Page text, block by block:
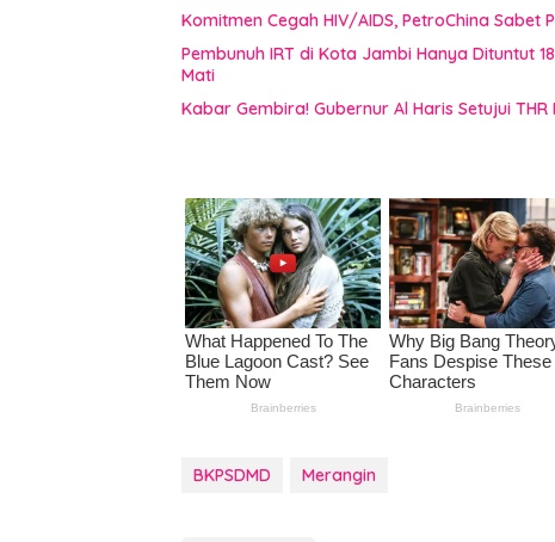
Komitmen Cegah HIV/AIDS, PetroChina
Pembunuh IRT di Kota Jambi Hanya Dituntut
Mati
Kabar Gembira! Gubernur Al Haris Setujui
BKPSDMD Merangin